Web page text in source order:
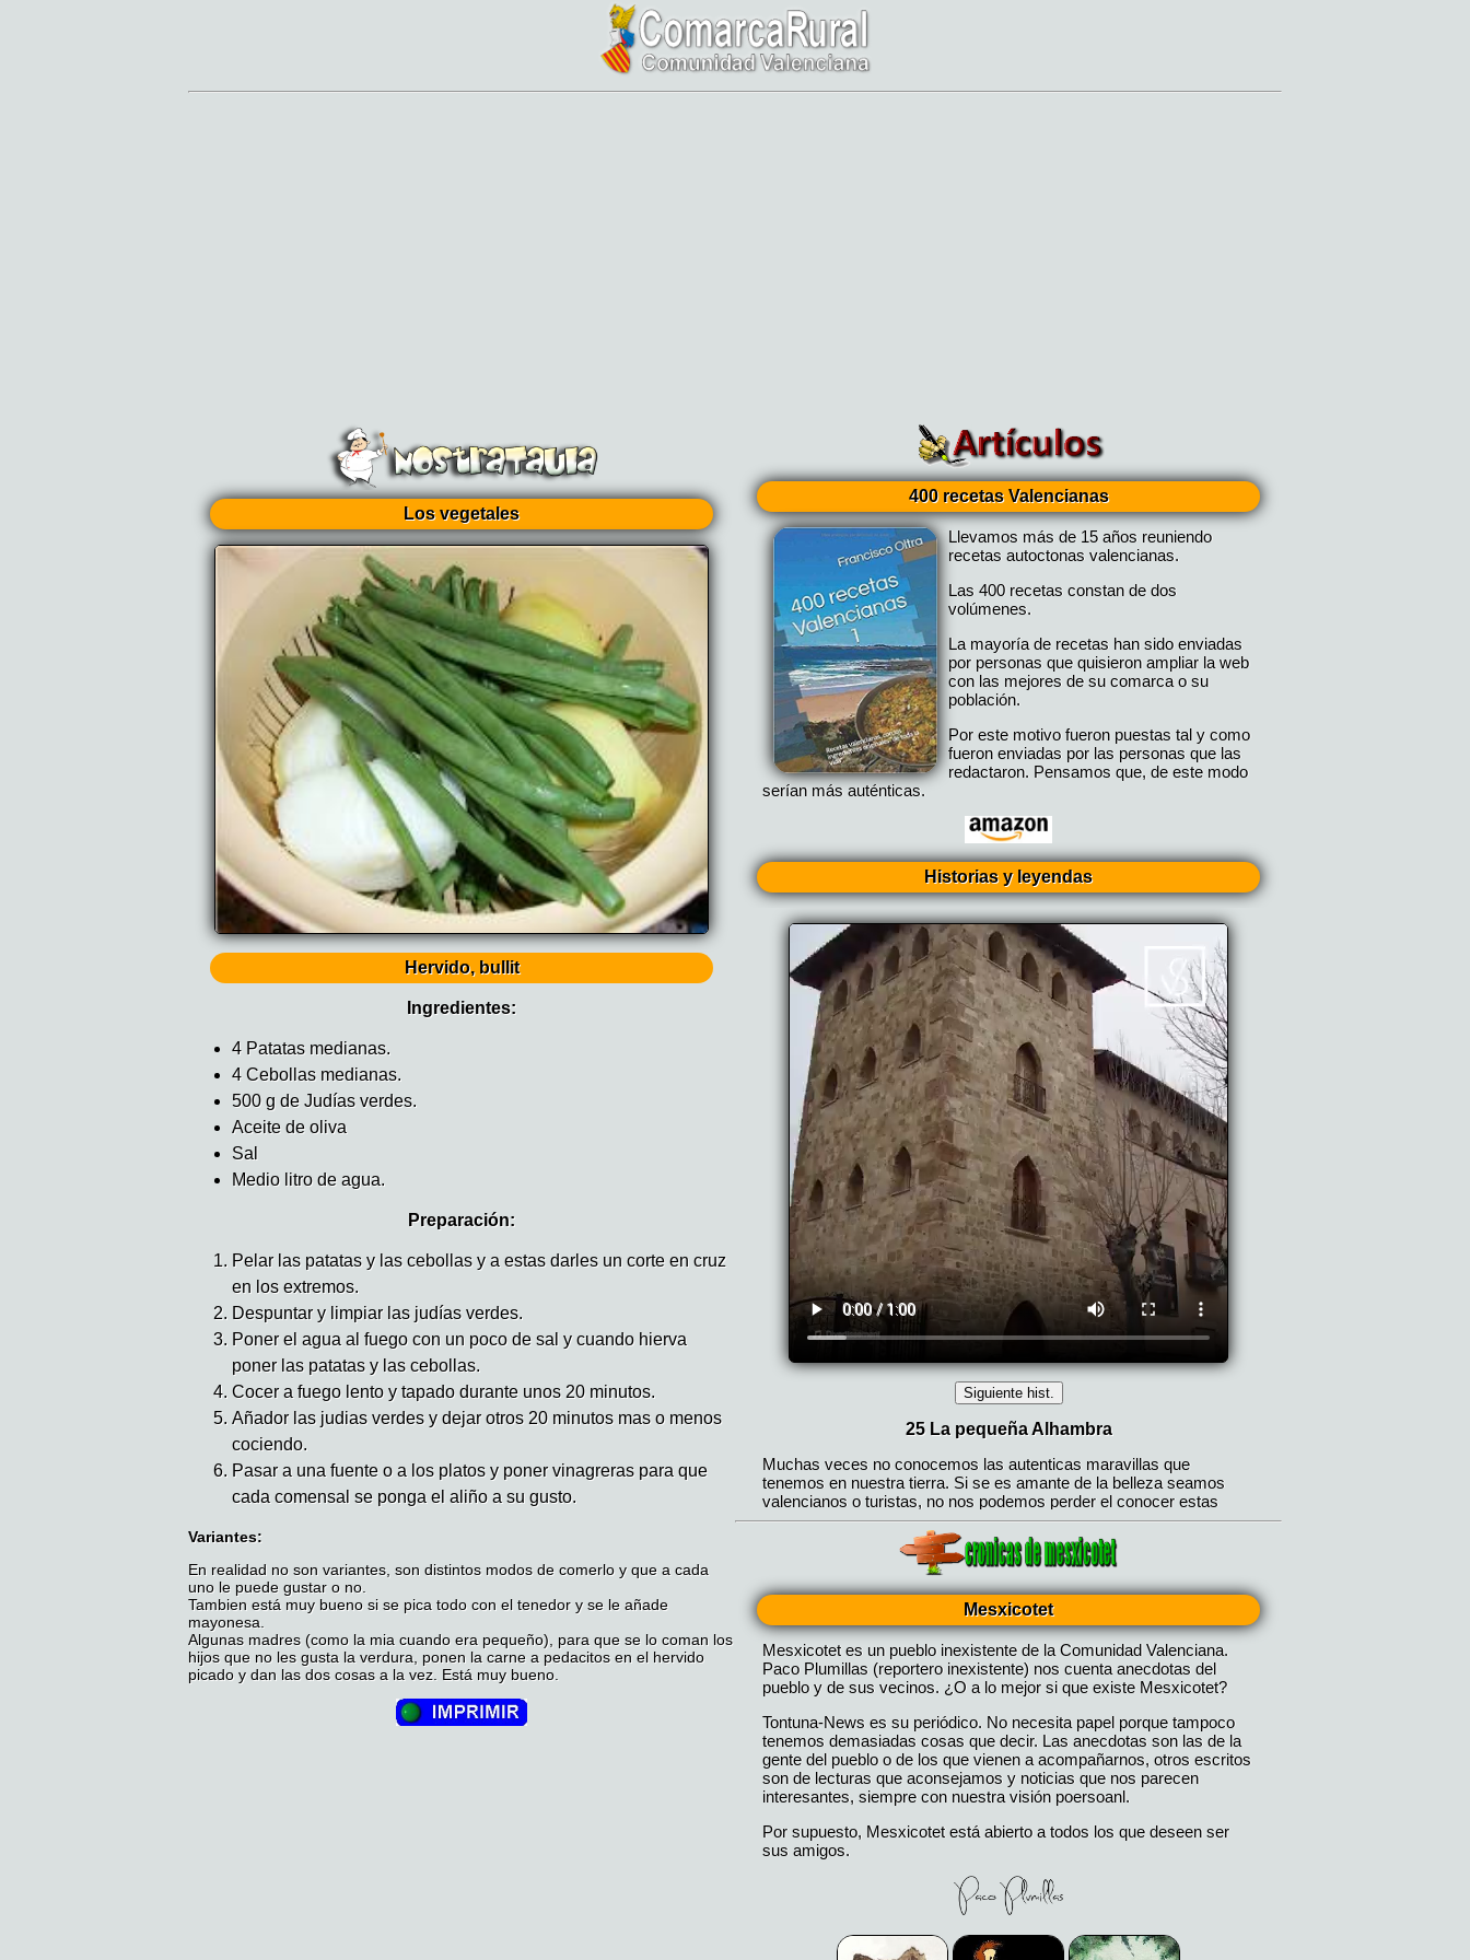
Los vegetales
Hervido, bullit
Ingredientes:
4 Patatas medianas.
4 Cebollas medianas.
500 g de Judías verdes.
Aceite de oliva
Sal
Medio litro de agua.
Preparación:
Pelar las patatas y las cebollas y a estas darles un corte en cruz
en los extremos.
Despuntar y limpiar las judías verdes.
Poner el agua al fuego con un poco de sal y cuando hierva
poner las patatas y las cebollas.
Cocer a fuego lento y tapado durante unos 20 minutos.
Añador las judias verdes y dejar otros 20 minutos mas o menos
cociendo.
Pasar a una fuente o a los platos y poner vinagreras para que
cada comensal se ponga el aliño a su gusto.
Variantes:
En realidad no son variantes, son distintos modos de comerlo y que a cada
uno le puede gustar o no.
Tambien está muy bueno si se pica todo con el tenedor y se le añade
mayonesa.
Algunas madres (como la mia cuando era pequeño), para que se lo coman los
hijos que no les gusta la verdura, ponen la carne a pedacitos en el hervido
picado y dan las dos cosas a la vez. Está muy bueno.
400 recetas Valencianas
Llevamos más de 15 años reuniendo
recetas autoctonas valencianas.
Las 400 recetas constan de dos
volúmenes.
La mayoría de recetas han sido enviadas
por personas que quisieron ampliar la web
con las mejores de su comarca o su
población.
Por este motivo fueron puestas tal y como
fueron enviadas por las personas que las
redactaron. Pensamos que, de este modo
serían más auténticas.
Historias y leyendas
Mesxicotet
Mesxicotet es un pueblo inexistente de la Comunidad Valenciana.
Paco Plumillas (reportero inexistente) nos cuenta anecdotas del
pueblo y de sus vecinos. ¿O a lo mejor si que existe Mesxicotet?
Tontuna-News es su periódico. No necesita papel porque tampoco
tenemos demasiadas cosas que decir. Las anecdotas son las de la
gente del pueblo o de los que vienen a acompañarnos, otros escritos
son de lecturas que aconsejamos y noticias que nos parecen
interesantes, siempre con nuestra visión poersoanl.
Por supuesto, Mesxicotet está abierto a todos los que deseen ser
sus amigos.